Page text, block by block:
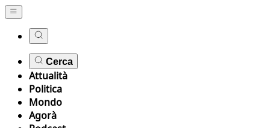
Cerca
Attualità
Politica
Mondo
Agorà